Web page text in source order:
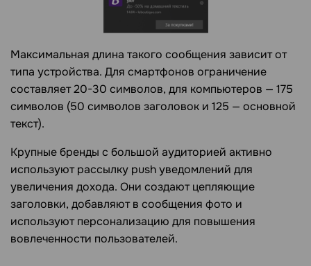
Максимальная длина такого сообщения зависит от
типа устройства. Для смартфонов ограничение
составляет 20-30 символов, для компьютеров — 175
символов (50 символов заголовок и 125 — основной
текст).
Крупные бренды с большой аудиторией активно
используют рассылку push уведомлений для
увеличения дохода. Они создают цепляющие
заголовки, добавляют в сообщения фото и
используют персонализацию для повышения
вовлеченности пользователей.